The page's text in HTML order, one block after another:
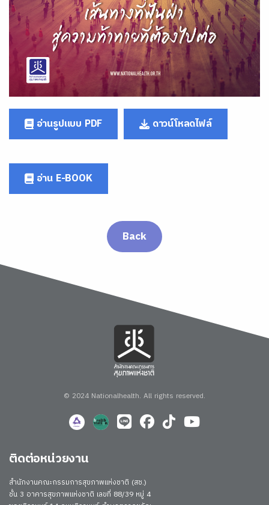
อ่านรูปแบบ PDF ดาวน์โหลดไฟล์
อ่าน E-BOOK
Back
© 2024 Nationalhealth. All rights reserved.
ติดต่อหน่วยงาน
สำนักงานคณะกรรมการสุขภาพแห่งชาติ (สช.)
ชั้น 3 อาคารสุขภาพแห่งชาติ เลขที่ 88/39 หมู่ 4